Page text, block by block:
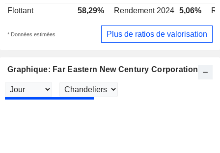
Flottant
58,29% Rendement 2024 5,06%
* Données estimées Plus de ratios de valorisation
Graphique: Far Eastern New Century Corporation